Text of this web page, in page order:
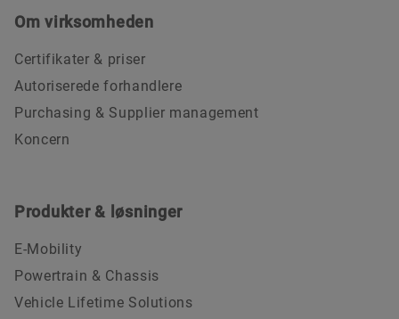
Om virksomheden
Certifikater & priser
Autoriserede forhandlere
Purchasing & Supplier management
Koncern
Produkter & løsninger
E-Mobility
Powertrain & Chassis
Vehicle Lifetime Solutions